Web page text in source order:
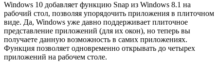
Windows 10 добавляет функцию Snap из Windows 8.1 на
рабочий стол, позволяя упорядочить приложения в плиточном
виде. Да, Windows уже давно поддерживает плиточное
представление приложений (для их окон), но теперь вы
получаете данную возможность в самих приложениях.
Функция позволяет одновременно открывать до четырех
приложений на рабочем столе.